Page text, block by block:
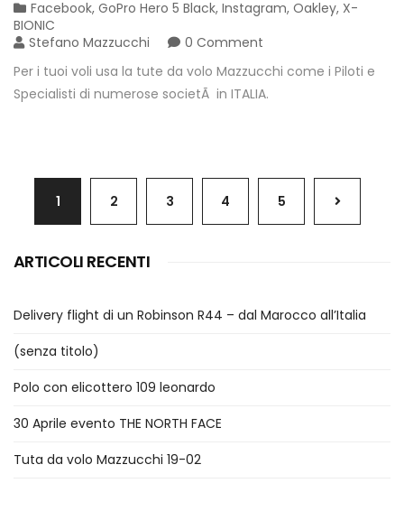
Facebook, GoPro Hero 5 Black, Instagram, Oakley, X-
BIONIC
Stefano Mazzucchi
0 Comment
Per i tuoi voli usa la tute da volo Mazzucchi come i Piloti e
Specialisti di numerose societÃ in ITALIA.
1 2 3 4 5
ARTICOLI RECENTI
Delivery flight di un Robinson R44 – dal Marocco all’Italia
(senza titolo)
Polo con elicottero 109 leonardo
30 Aprile evento THE NORTH FACE
Tuta da volo Mazzucchi 19-02